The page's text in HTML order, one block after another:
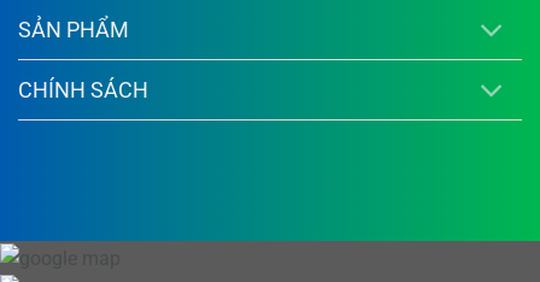
SẢN PHẨM
CHÍNH SÁCH